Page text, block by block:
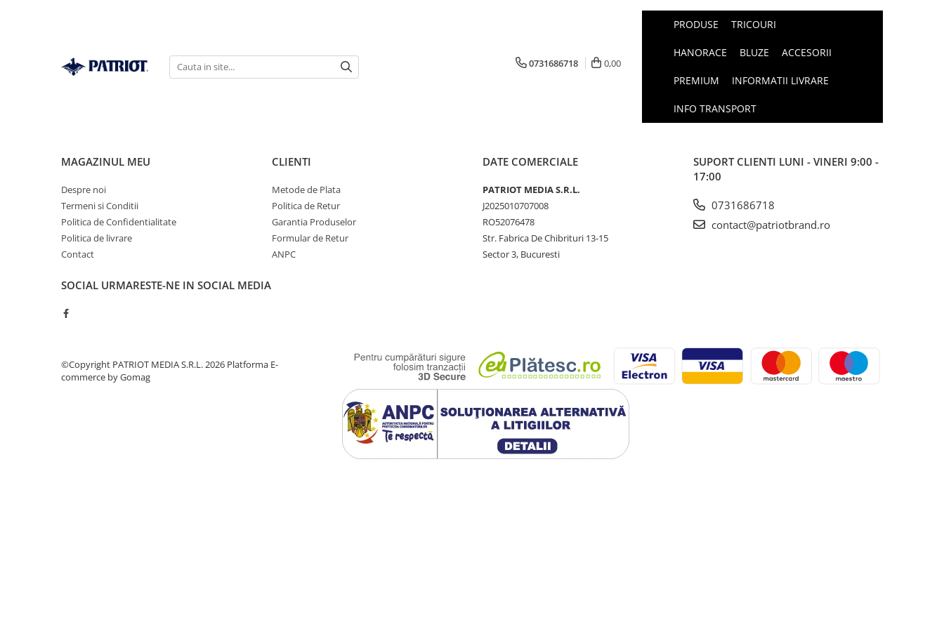
0731686718 0,00
PRODUSE TRICOURI
HANORACE BLUZE ACCESORII
PREMIUM INFORMATII LIVRARE
INFO TRANSPORT
MAGAZINUL MEU
Despre noi
Termeni si Conditii
Politica de Confidentialitate
Politica de livrare
Contact
CLIENTI
Metode de Plata
Politica de Retur
Garantia Produselor
Formular de Retur
ANPC
DATE COMERCIALE
PATRIOT MEDIA S.R.L.
J2025010707008
RO52076478
Str. Fabrica De Chibrituri 13-15
Sector 3, Bucuresti
SUPORT CLIENTI LUNI - VINERI 9:00 -
17:00
0731686718
contact@patriotbrand.ro
SOCIAL URMARESTE-NE IN SOCIAL MEDIA
©Copyright PATRIOT MEDIA S.R.L. 2026 Platforma E-
commerce by Gomag